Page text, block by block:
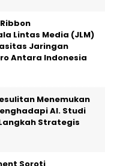
Lintas Media (JLM)
Jaringan
Antara Indonesia
Menemukan
AI. Studi
Strategis